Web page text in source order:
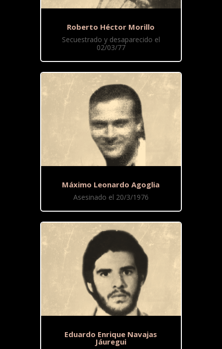
Roberto Héctor Morillo
Secuestrado y desaparecido el
02/03/77
Máximo Leonardo Agoglia
Asesinado el 20/3/1976
Eduardo Enrique Navajas
Jáuregui